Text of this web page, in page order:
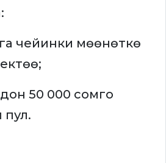
чейинки мөөнөткө
50 000 сомго